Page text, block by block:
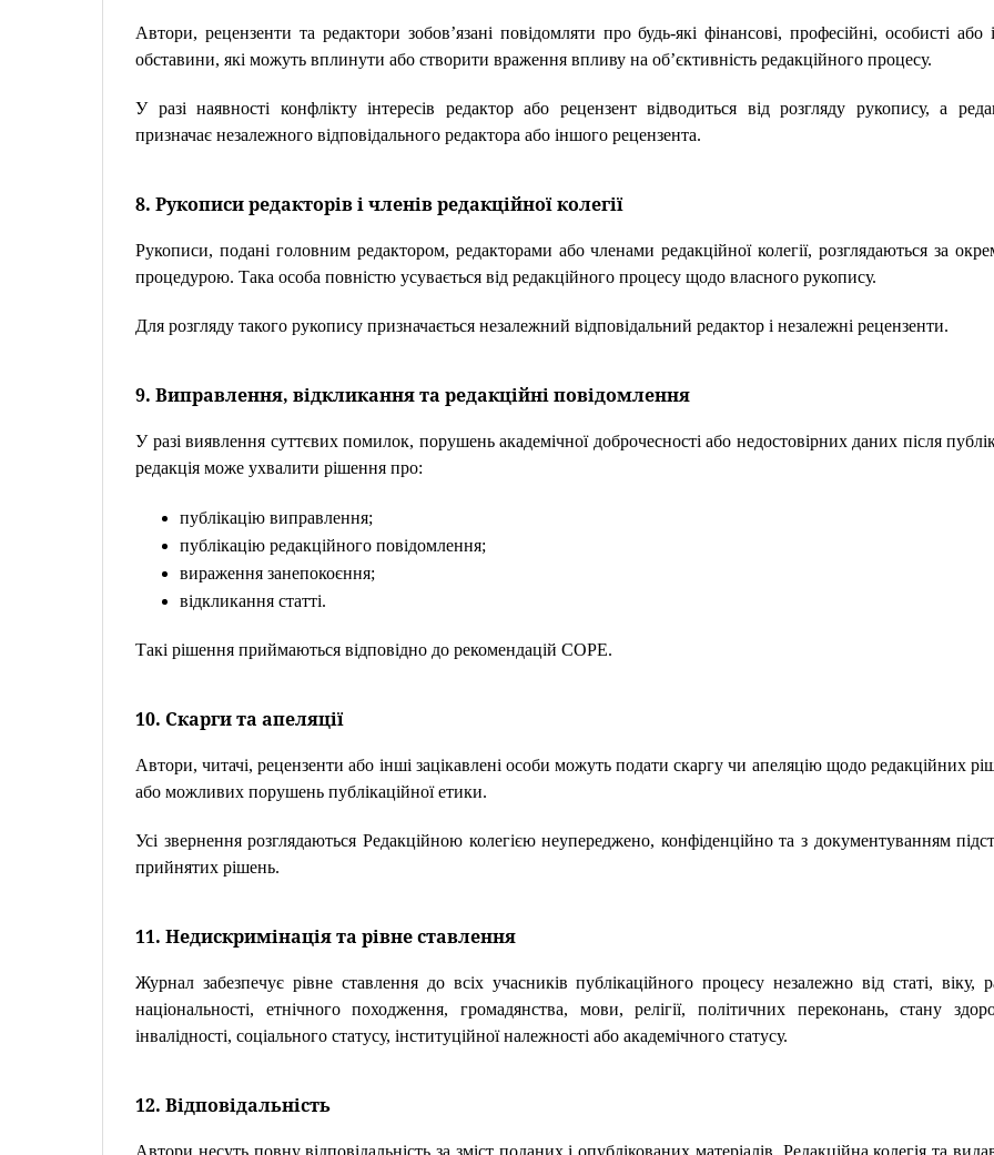
Автори, рецензенти та редактори зобов’язані повідомляти про будь-які фінансові, професійні, особисті або
обставини, які можуть вплинути або створити враження впливу на об’єктивність редакційного процесу.
У разі наявності конфлікту інтересів редактор або рецензент відводиться від розгляду рукопису, а
призначає незалежного відповідального редактора або іншого рецензента.
8. Рукописи редакторів і членів редакційної колегії
Рукописи, подані головним редактором, редакторами або членами редакційної колегії, розглядаються за
процедурою. Така особа повністю усувається від редакційного процесу щодо власного рукопису.
Для розгляду такого рукопису призначається незалежний відповідальний редактор і незалежні рецензенти.
9. Виправлення, відкликання та редакційні повідомлення
У разі виявлення суттєвих помилок, порушень академічної доброчесності або недостовірних даних після
редакція може ухвалити рішення про:
публікацію виправлення;
публікацію редакційного повідомлення;
вираження занепокоєння;
відкликання статті.
Такі рішення приймаються відповідно до рекомендацій COPE.
10. Скарги та апеляції
Автори, читачі, рецензенти або інші зацікавлені особи можуть подати скаргу чи апеляцію щодо редакційних
або можливих порушень публікаційної етики.
Усі звернення розглядаються Редакційною колегією неупереджено, конфіденційно та з документуванням
прийнятих рішень.
11. Недискримінація та рівне ставлення
Журнал забезпечує рівне ставлення до всіх учасників публікаційного процесу незалежно від статі, віку,
національності, етнічного походження, громадянства, мови, релігії, політичних переконань, стану
інвалідності, соціального статусу, інституційної належності або академічного статусу.
12. Відповідальність
Автори несуть повну відповідальність за зміст поданих і опублікованих матеріалів. Редакційна колегія та